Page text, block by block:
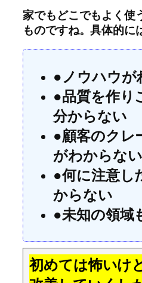
家でもどこでもよく使
ものですね。具体的に
●ノウハウが
●品質を作り
分からない
●顧客のクレ
がわからない
●何に注意し
からない
●未知の領域
初めては怖いけ